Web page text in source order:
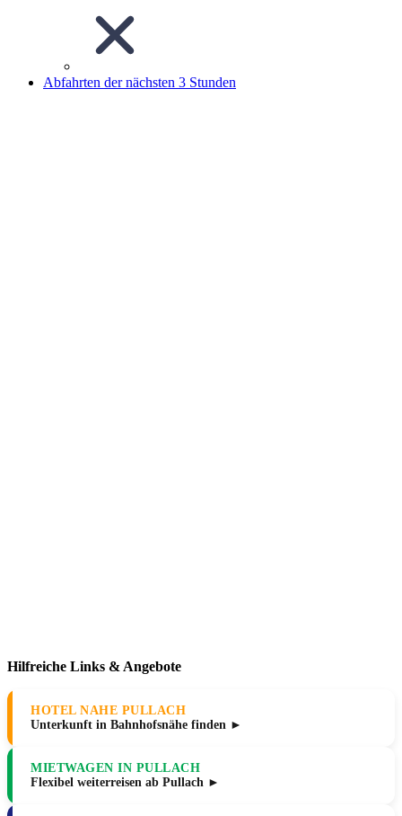
Abfahrten der nächsten 3 Stunden
Hilfreiche Links & Angebote
HOTEL NAHE PULLACH
Unterkunft in Bahnhofsnähe finden ►
MIETWAGEN IN PULLACH
Flexibel weiterreisen ab Pullach ►